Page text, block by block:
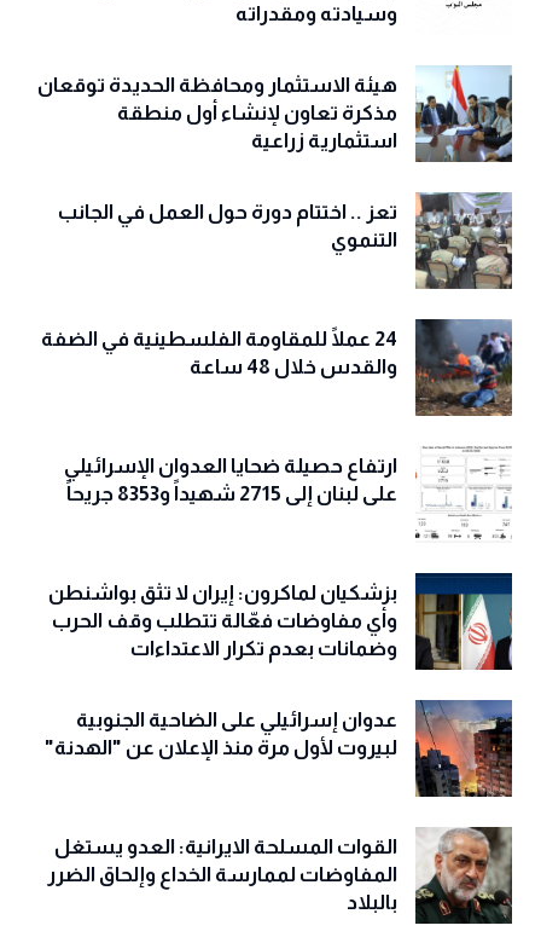
وسيادته ومقدراته
هيئة الاستثمار ومحافظة الحديدة توقعان
مذكرة تعاون لإنشاء أول منطقة
استثمارية زراعية
تعز .. اختتام دورة حول العمل في الجانب
التنموي
24 عملًا للمقاومة الفلسطينية في الضفة
والقدس خلال 48 ساعة
ارتفاع حصيلة ضحايا العدوان الإسرائيلي
على لبنان إلى 2715 شهيداً و8353 جريحاً
بزشكيان لماكرون: إيران لا تثق بواشنطن
وأي مفاوضات فعّالة تتطلب وقف الحرب
وضمانات بعدم تكرار الاعتداءات
عدوان إسرائيلي على الضاحية الجنوبية
لبيروت لأول مرة منذ الإعلان عن "الهدنة"
القوات المسلحة الايرانية: العدو يستغل
المفاوضات لممارسة الخداع وإلحاق الضرر
بالبلاد